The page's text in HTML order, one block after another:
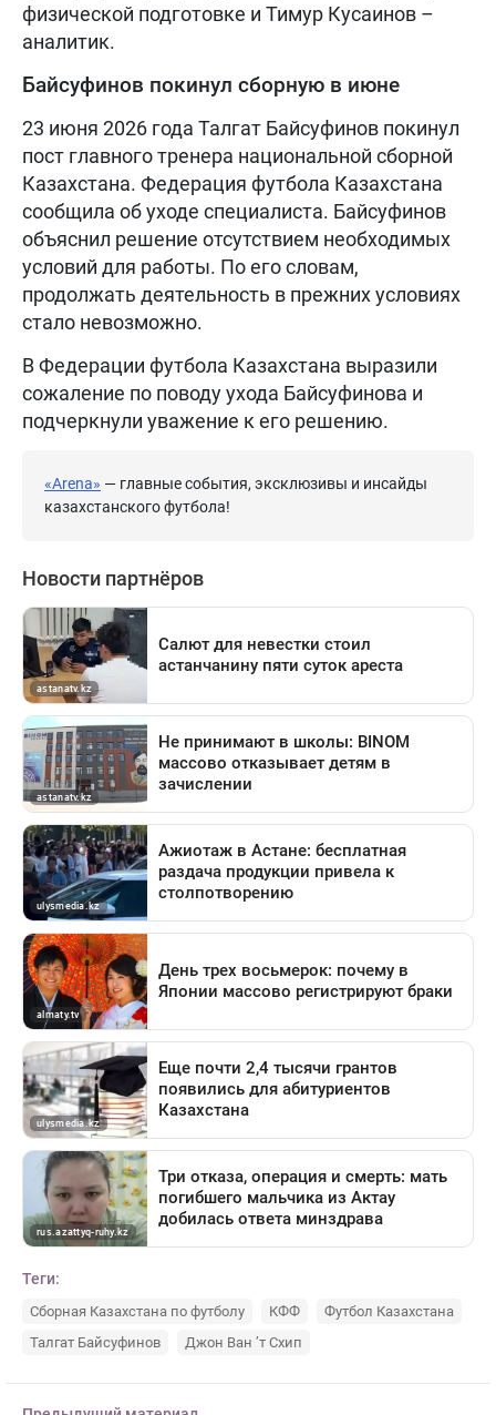
физической подготовке и Тимур Кусаинов –
аналитик.
Байсуфинов покинул сборную в июне
23 июня 2026 года Талгат Байсуфинов покинул
пост главного тренера национальной сборной
Казахстана. Федерация футбола Казахстана
сообщила об уходе специалиста. Байсуфинов
объяснил решение отсутствием необходимых
условий для работы. По его словам,
продолжать деятельность в прежних условиях
стало невозможно.
В Федерации футбола Казахстана выразили
сожаление по поводу ухода Байсуфинова и
подчеркнули уважение к его решению.
«Arena» — главные события, эксклюзивы и инсайды
казахстанского футбола!
Теги:
Сборная Казахстана по футболу КФФ
Футбол Казахстана
Талгат Байсуфинов
Джон Ван ’т Схип